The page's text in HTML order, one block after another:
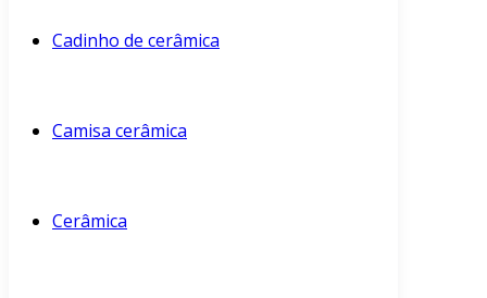
Cadinho de cerâmica
Camisa cerâmica
Cerâmica